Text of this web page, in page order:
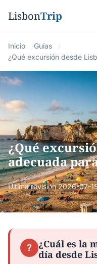
LisbonTrip
Inicio
Guías
¿Qué excursión desde
¿Qué
adecuada
Última revisión2026-07-
?
¿Cuál es la
día desde